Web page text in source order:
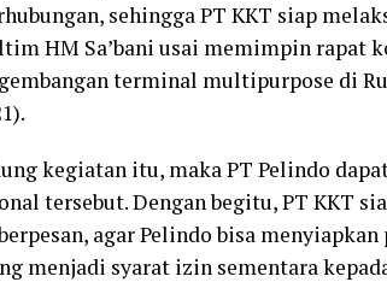
sehingga PT KKT siap
HM Sa’bani usai memimpin rapat
terminal multipurpose di
kegiatan itu, maka PT Pelindo
tersebut. Dengan begitu, PT KKT
agar Pelindo bisa
menjadi syarat izin sementara